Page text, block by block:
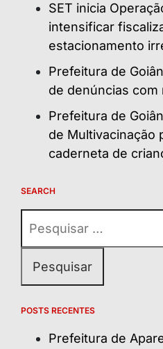
SET inicia
intensificar
estacionamento
Prefeitura de
de denúncias
Prefeitura de
de Multivacinação
caderneta de
SEARCH
por:
POSTS RECENTES
Prefeitura de